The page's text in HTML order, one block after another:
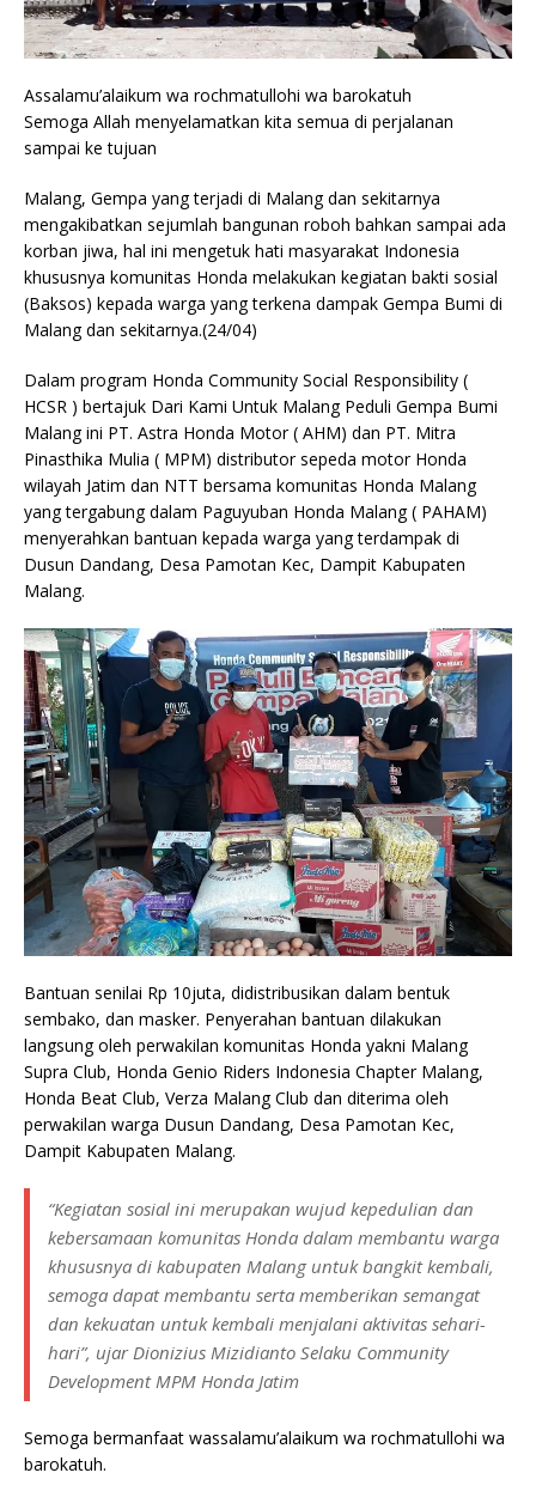
Assalamu’alaikum wa rochmatullohi wa barokatuh
Semoga Allah menyelamatkan kita semua di perjalanan
sampai ke tujuan
Malang, Gempa yang terjadi di Malang dan sekitarnya
mengakibatkan sejumlah bangunan roboh bahkan sampai ada
korban jiwa, hal ini mengetuk hati masyarakat Indonesia
khususnya komunitas Honda melakukan kegiatan bakti sosial
(Baksos) kepada warga yang terkena dampak Gempa Bumi di
Malang dan sekitarnya.(24/04)
Dalam program Honda Community Social Responsibility (
HCSR ) bertajuk Dari Kami Untuk Malang Peduli Gempa Bumi
Malang ini PT. Astra Honda Motor ( AHM) dan PT. Mitra
Pinasthika Mulia ( MPM) distributor sepeda motor Honda
wilayah Jatim dan NTT bersama komunitas Honda Malang
yang tergabung dalam Paguyuban Honda Malang ( PAHAM)
menyerahkan bantuan kepada warga yang terdampak di
Dusun Dandang, Desa Pamotan Kec, Dampit Kabupaten
Malang.
Bantuan senilai Rp 10juta, didistribusikan dalam bentuk
sembako, dan masker. Penyerahan bantuan dilakukan
langsung oleh perwakilan komunitas Honda yakni Malang
Supra Club, Honda Genio Riders Indonesia Chapter Malang,
Honda Beat Club, Verza Malang Club dan diterima oleh
perwakilan warga Dusun Dandang, Desa Pamotan Kec,
Dampit Kabupaten Malang.
“Kegiatan sosial ini merupakan wujud kepedulian dan
kebersamaan komunitas Honda dalam membantu warga
khususnya di kabupaten Malang untuk bangkit kembali,
semoga dapat membantu serta memberikan semangat
dan kekuatan untuk kembali menjalani aktivitas sehari-
hari”, ujar Dionizius Mizidianto Selaku Community
Development MPM Honda Jatim
Semoga bermanfaat wassalamu’alaikum wa rochmatullohi wa
barokatuh.